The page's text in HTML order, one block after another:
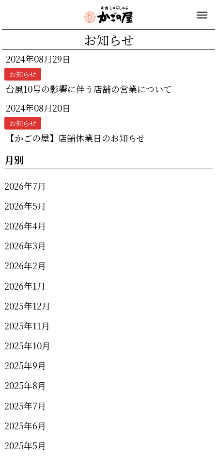
お知らせ
2024年08月29日
お知らせ
台風10号の影響に伴う店舗の営業について
2024年08月20日
お知らせ
【かごの屋】店舗休業日のお知らせ
月別
2026年7月
2026年5月
2026年4月
2026年3月
2026年2月
2026年1月
2025年12月
2025年11月
2025年10月
2025年9月
2025年8月
2025年7月
2025年6月
2025年5月